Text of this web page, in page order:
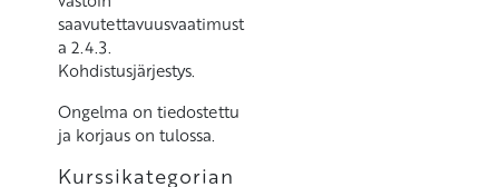
saavutettavuusvaatimust
a 2.4.3.
Kohdistusjärjestys.
Ongelma on tiedostettu
ja korjaus on tulossa.
Kurssikategorian